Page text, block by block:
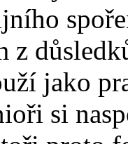
z
jako
si